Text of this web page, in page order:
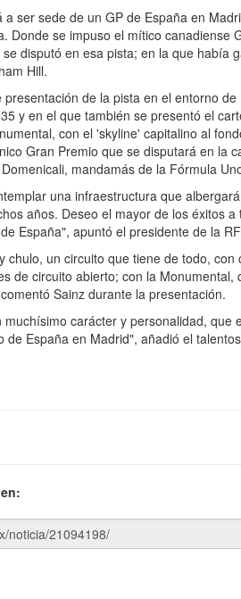
a ser sede de un GP de España en
Donde se impuso el mítico canadiense
disputó en esa pista; en la que había
Hill.
presentación de la pista en el entorno
y en el que también se presentó el
con el 'skyline' capitalino al
Gran Premio que se disputará en la
mandamás de la Fórmula
una infraestructura que
años. Deseo el mayor de los éxitos
España", apuntó el presidente de la
chulo, un circuito que tiene de todo,
de circuito abierto; con la
Sainz durante la presentación.
muchísimo carácter y personalidad,
de España en Madrid", añadió el